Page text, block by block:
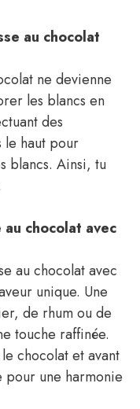
au chocolat
ne devienne
les blancs en
des
le haut pour
blancs. Ainsi, tu
chocolat avec
au chocolat avec
unique. Une
de rhum ou de
touche raffinée.
chocolat et avant
pour une harmonie